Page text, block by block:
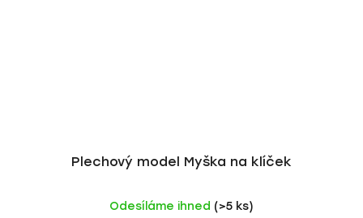
Plechový model Myška na klíček
Odesíláme ihned (>5 ks)